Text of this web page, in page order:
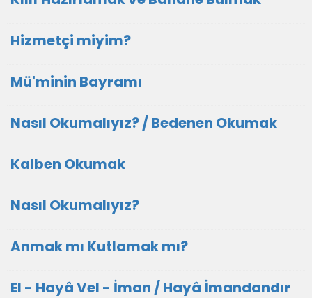
Hizmetçi miyim?
Mü'minin Bayramı
Nasıl Okumalıyız? / Bedenen Okumak
Kalben Okumak
Nasıl Okumalıyız?
Anmak mı Kutlamak mı?
El - Hayâ Vel - İman / Hayâ İmandandır